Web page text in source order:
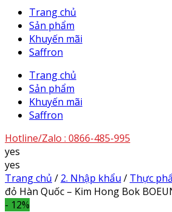
Trang chủ
Sản phẩm
Khuyến mãi
Saffron
Trang chủ
Sản phẩm
Khuyến mãi
Saffron
Hotline/Zalo : 0866-485-995
yes
yes
Trang chủ / 2. Nhập khẩu / Thực
đỏ Hàn Quốc – Kim Hong Bok
- 12%